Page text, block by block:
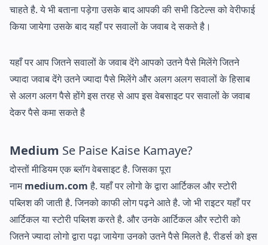
चाहते है. ये भी बताना पड़ेगा उसके बाद आपकी की सभी डिटेल्स को वेरीफाई
किया जायेगा उसके बाद यहाँ पर सवालों के जवाब दे सकते है।
यहाँ पर आप जितने सवालों के जवाब देंगे आपको उतने पैसे मिलेंगे जितने
ज्यादा जवाब देंगे उतने ज्यादा पैसे मिलेंगे और अलग अलग सवालों के हिसाब
से अलग अलग पैसे होंगे इस तरह से आप इस वेबसाइट पर सवालों के जवाब
देकर पैसे कमा सकते है
Medium Se Paise Kaise Kamaye?
दोस्तों मीडियम एक ब्लॉग वेबसाइट है. जिसका पूरा
नामmedium.comहै. यहाँ पर लोगो के द्वारा आर्टिकल और स्टोरी
पब्लिश की जाती है. जिनको काफी लोग पढ़ने आते है. जो भी राइटर यहाँ पर
आर्टिकल या स्टोरी पब्लिश करते है. और उनके आर्टिकल और स्टोरी को
जितने ज्यादा लोगो द्वारा पढ़ा जायेगा उनको उतने पैसे मिलते है. रीडर्स को इस